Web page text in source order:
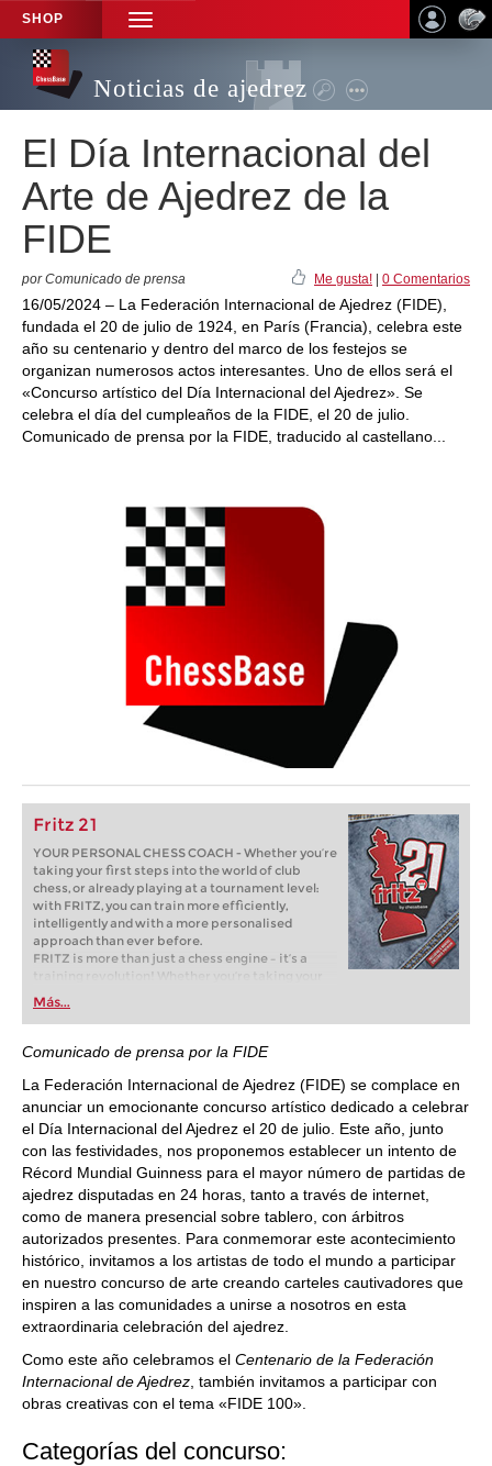
SHOP
TOGGLE
NAVIGATION
Noticias de ajedrez
El Día Internacional del
Arte de Ajedrez de la
FIDE
por Comunicado de prensa Me gusta! 0 Comentarios
16/05/2024 – La Federación Internacional de Ajedrez (FIDE),
fundada el 20 de julio de 1924, en París (Francia), celebra este
año su centenario y dentro del marco de los festejos se
organizan numerosos actos interesantes. Uno de ellos será el
«Concurso artístico del Día Internacional del Ajedrez». Se
celebra el día del cumpleaños de la FIDE, el 20 de julio.
Comunicado de prensa por la FIDE, traducido al castellano...
Fritz 21
YOUR PERSONAL CHESS COACH - Whether you’re
taking your first steps into the world of club
chess, or already playing at a tournament level:
with FRITZ, you can train more efficiently,
intelligently and with a more personalised
approach than ever before.
FRITZ is more than just a chess engine – it’s a
training revolution! Whether you’re taking your
first steps into the world of club chess, or already
playing at a tournament level: with FRITZ, you can
train more efficiently, intelligently and with a
more personalised approach than ever before.
Más...
Comunicado de prensa por la FIDE
La Federación Internacional de Ajedrez (FIDE) se complace en
anunciar un emocionante concurso artístico dedicado a celebrar
el Día Internacional del Ajedrez el 20 de julio. Este año, junto
con las festividades, nos proponemos establecer un intento de
Récord Mundial Guinness para el mayor número de partidas de
ajedrez disputadas en 24 horas, tanto a través de internet,
como de manera presencial sobre tablero, con árbitros
autorizados presentes. Para conmemorar este acontecimiento
histórico, invitamos a los artistas de todo el mundo a participar
en nuestro concurso de arte creando carteles cautivadores que
inspiren a las comunidades a unirse a nosotros en esta
extraordinaria celebración del ajedrez.
Como este año celebramos el Centenario de la Federación
Internacional de Ajedrez , también invitamos a participar con
obras creativas con el tema «FIDE 100».
Categorías del concurso: